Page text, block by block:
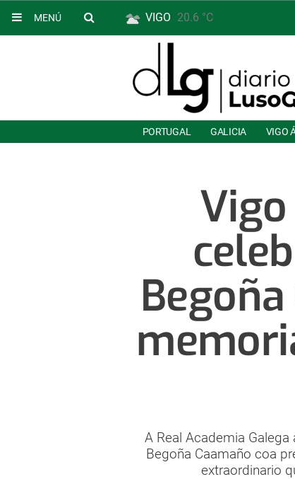
MENÚ VIGO 20.6 °C
PORTUGAL GALICIA VIGO
A Real Academia
Begoña Caamaño coa
extraordinario